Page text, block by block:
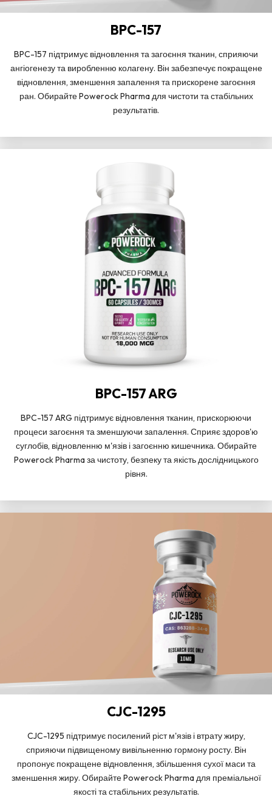
BPC-157
BPC-157 підтримує відновлення та загоєння тканин, сприяючи
ангіогенезу та виробленню колагену. Він забезпечує покращене
відновлення, зменшення запалення та прискорене загоєння
ран. Обирайте Powerock Pharma для чистоти та стабільних
результатів.
BPC-157 ARG
BPC-157 ARG підтримує відновлення тканин, прискорюючи
процеси загоєння та зменшуючи запалення. Сприяє здоров'ю
суглобів, відновленню м'язів і загоєнню кишечника. Обирайте
Powerock Pharma за чистоту, безпеку та якість дослідницького
рівня.
CJC-1295
CJC-1295 підтримує посилений ріст м'язів і втрату жиру,
сприяючи підвищеному вивільненню гормону росту. Він
пропонує покращене відновлення, збільшення сухої маси та
зменшення жиру. Обирайте Powerock Pharma для преміальної
якості та стабільних результатів.